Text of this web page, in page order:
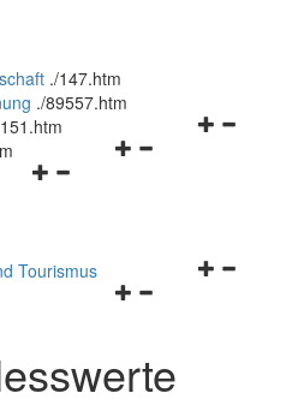
./147.htm
./89557.htm
Navigationsmenü
Navigationsmenü
Navigationsmenü
schließen
Tourismus